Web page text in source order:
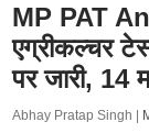
MP PAT
एग्रीकल्चर
पर जारी, 14
Abhay Pratap Singh |